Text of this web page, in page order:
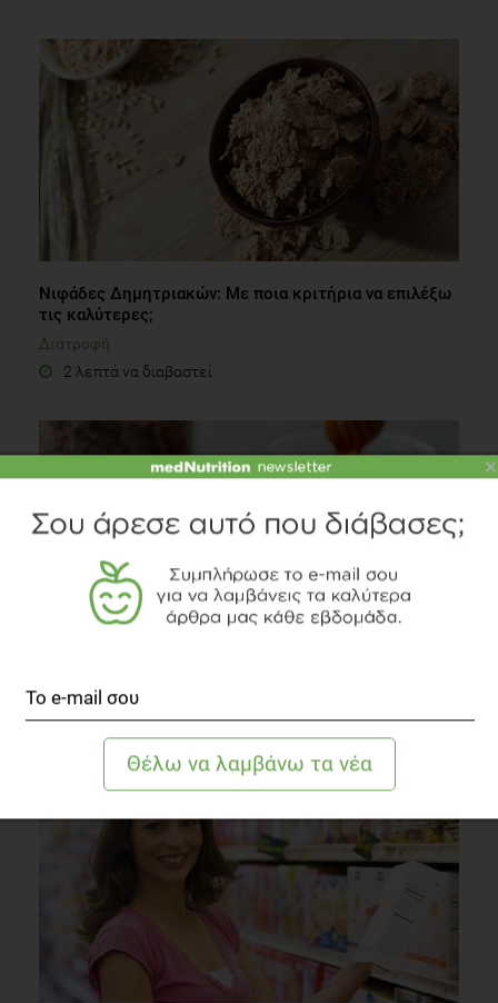
Νιφάδες Δημητριακών: Με ποια κριτήρια να επιλέξω
τις καλύτερες;
Διατροφή
2 λεπτά να διαβαστεί
QUIZ
Συστάσεις Διατροφής
×